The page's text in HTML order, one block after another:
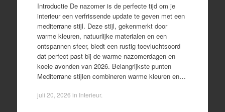
Introductie De nazomer is de perfecte tijd om je
interieur een verfrissende update te geven met een
mediterrane stijl. Deze stijl, gekenmerkt door
warme kleuren, natuurlijke materialen en een
ontspannen sfeer, biedt een rustig toevluchtsoord
dat perfect past bij de warme nazomerdagen en
koele avonden van 2026. Belangrijkste punten
Mediterrane stijlen combineren warme kleuren en…
juli 20, 2026 in Interieur.